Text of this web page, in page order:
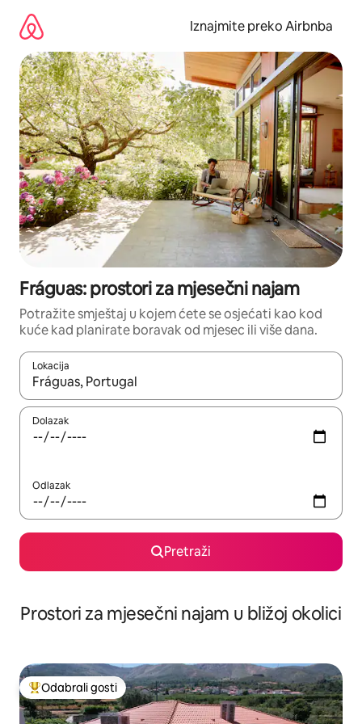
sadržaj
Iznajmite preko Airbnba
Fráguas: prostori za mjesečni najam
Potražite smještaj u kojem ćete se osjećati kao kod
kuće kad planirate boravak od mjesec ili više dana.
Lokacija
Kada budu dostupni rezultati, moći ćete ih pregledati
Dolazak
Odlazak
Pretraži
Prostori za mjesečni najam u bližoj okolici
Među najviše rangiranima s oznakom „Odabrali gosti”
Odabrali gosti